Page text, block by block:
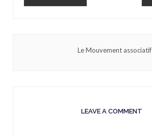
Le Mouvement associatif
LEAVE A COMMENT